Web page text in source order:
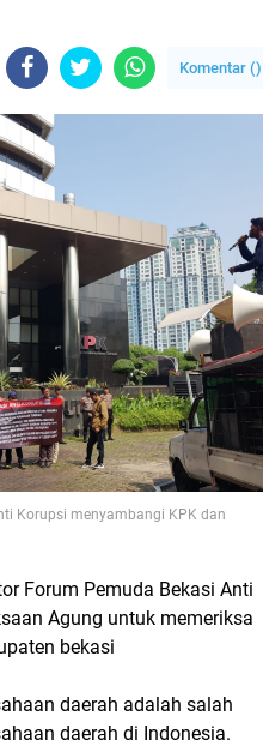
Komentar ()
Korupsi menyambangi KPK dan
Forum Pemuda Bekasi Anti
Agung untuk memeriksa
bekasi
daerah adalah salah
daerah di Indonesia.